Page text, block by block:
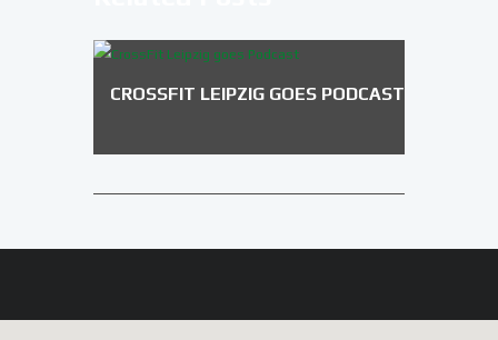
CROSSFIT LEIPZIG GOES PODCAST